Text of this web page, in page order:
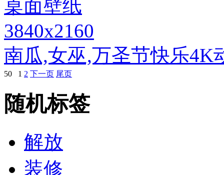
3840x2160
南瓜,女巫,万圣节快乐4K
50 1 2 下一页 尾页
随机标签
解放
装修